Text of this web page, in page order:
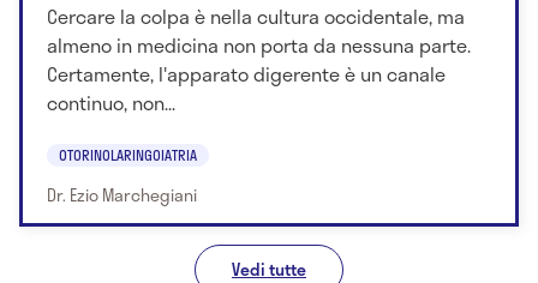
Cercare la colpa è nella cultura occidentale, ma
almeno in medicina non porta da nessuna parte.
Certamente, l'apparato digerente è un canale
continuo, non...
OTORINOLARINGOIATRIA
Dr. Ezio Marchegiani
Vedi tutte